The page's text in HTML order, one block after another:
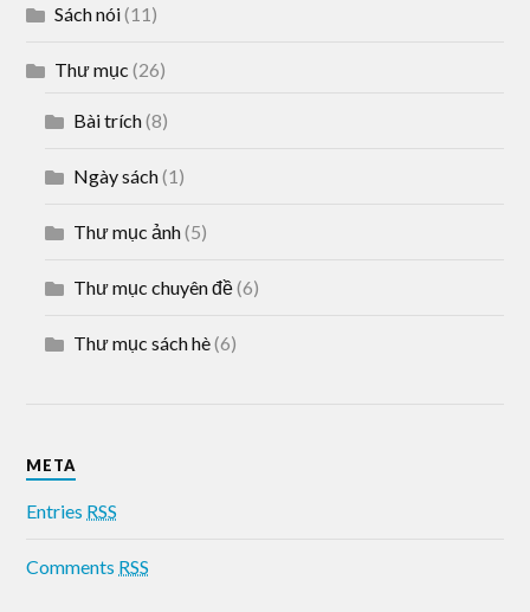
Sách nói(11)
Thư mục (26)
Bài trích(8)
Ngày sách(1)
Thư mục ảnh(5)
Thư mục chuyên đề(6)
Thư mục sách hè(6)
META
Entries RSS
Comments RSS